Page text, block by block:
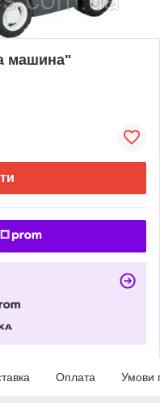
машина"
Оплата Умови